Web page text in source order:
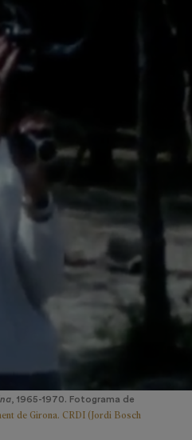
, 1965-1970. Fotograma de
de Girona. CRDI (Jordi Bosch